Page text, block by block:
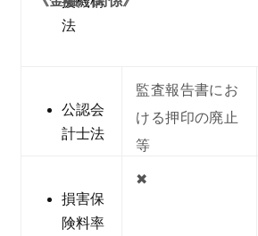
法
公認会
計士法
監査報告書にお
ける押印の廃止
等
損害保
険料率
✖︎